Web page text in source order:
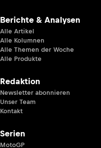
Berichte & Analysen
Alle Artikel
Alle Kolumnen
Alle Themen der Woche
Alle Produkte
Redaktion
Newsletter abonnieren
Unser Team
Kontakt
Serien
MotoGP